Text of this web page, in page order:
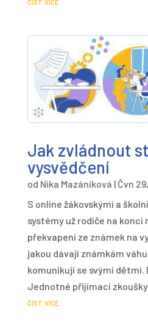
Jak zvládnout
vysvědčení
od Nika Mazániková | Čvn
S online žákovskými a
systémy už rodiče na konci
překvapení ze známek na
jakou dávají známkám
komunikují se svými dětmi.
Jednotné přijímací zkoušky
číst více